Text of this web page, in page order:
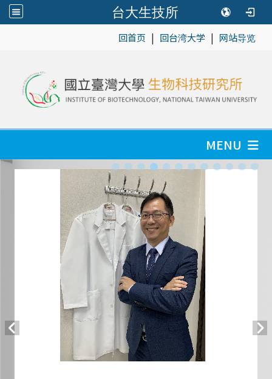
台大生技所
回首页 | 回台湾大学 | 网站导览
MENU